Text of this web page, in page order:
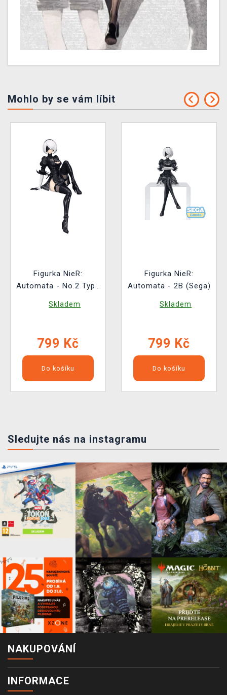
Mohlo by se vám líbit
Figurka NieR:
Automata - No.2 Type
(Furyu)
Skladem
799 Kč
Do košíku
Figurka NieR:
Automata - 2B (Sega)
Skladem
799 Kč
Do košíku
Sledujte nás na instagramu
NAKUPOVÁNÍ
INFORMACE